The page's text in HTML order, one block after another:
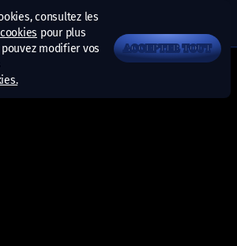
consultez les
pour plus
modifier vos
ACCEPTER TOUT